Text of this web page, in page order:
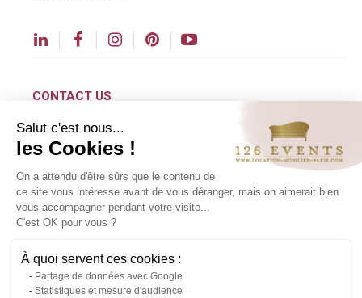
CONTACT US
contact@126events.com
00 331 484 300 00
00 33 148 430 190
126 avenue du Général Leclerc
93500 Pantin
Copyright ©2024 All rights reserved.
Salut c'est nous...
les Cookies !
On a attendu d'être sûrs que le contenu de
ce site vous intéresse avant de vous déranger, mais on aimerait bien
vous accompagner pendant votre visite...
C'est OK pour vous ?
À quoi servent ces cookies :
Partage de données avec Google
Statistiques et mesure d'audience